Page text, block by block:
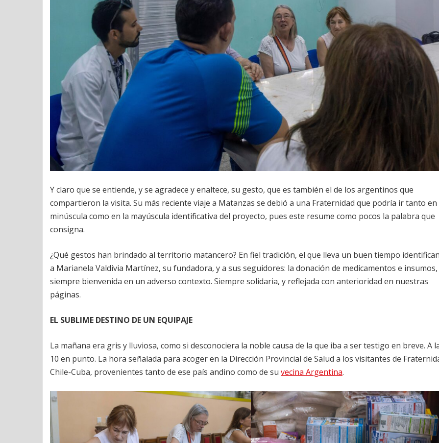
Y claro que se entiende, y se agradece y enaltece, su gesto, que es también el de los argentinos que
compartieron la visita. Su más reciente viaje a Matanzas se debió a una Fraternidad que podría ir tanto en
minúscula como en la mayúscula identificativa del proyecto, pues este resume como pocos la palabra que
consigna.
¿Qué gestos han brindado al territorio matancero? En fiel tradición, el que lleva un buen tiempo
a Marianela Valdivia Martínez, su fundadora, y a sus seguidores: la donación de medicamentos e insumos,
siempre bienvenida en un adverso contexto. Siempre solidaria, y reflejada con anterioridad en nuestras
páginas.
EL SUBLIME DESTINO DE UN EQUIPAJE
La mañana era gris y lluviosa, como si desconociera la noble causa de la que iba a ser testigo en breve. A
10 en punto. La hora señalada para acoger en la Dirección Provincial de Salud a los visitantes de
Chile-Cuba, provenientes tanto de ese país andino como de su vecina Argentina.